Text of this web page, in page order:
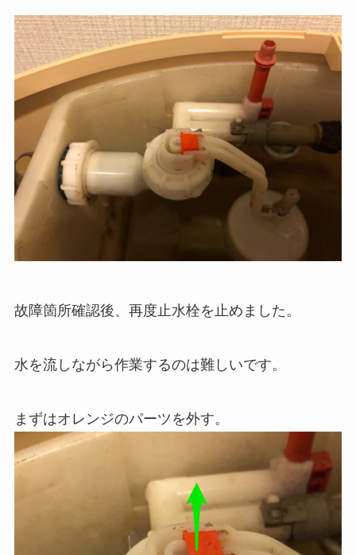
故障箇所確認後、再度止水栓を止めました。
水を流しながら作業するのは難しいです。
まずはオレンジのパーツを外す。